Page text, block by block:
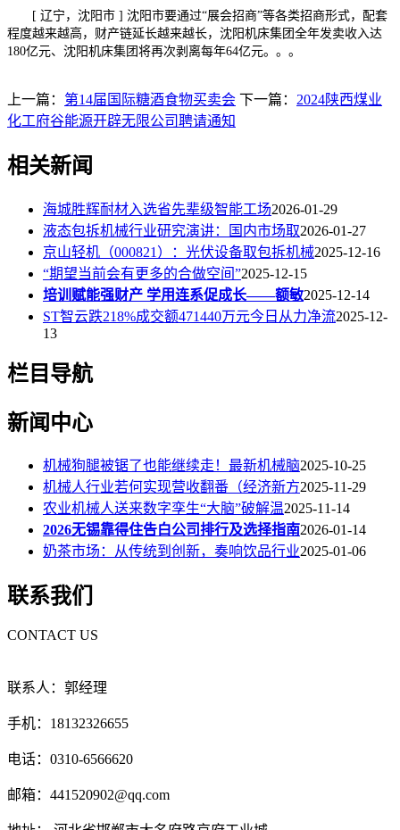
[ 辽宁，沈阳市 ] 沈阳市要通过“展会招商”等各类招商形式，配套
程度越来越高，财产链延长越来越长，沈阳机床集团全年发卖收入达
180亿元、沈阳机床集团将再次剥离每年64亿元。。。
上一篇： 第14届国际糖酒食物买卖会 下一篇： 2024陕西煤业
化工府谷能源开辟无限公司聘请通知
相关新闻
海城胜辉耐材入选省先辈级智能工场2026-01-29
液态包拆机械行业研究演讲：国内市场取2026-01-27
京山轻机（000821）：光伏设备取包拆机械2025-12-16
“期望当前会有更多的合做空间”2025-12-15
培训赋能强财产 学用连系促成长——额敏2025-12-14
ST智云跌218%成交额471440万元今日从力净流2025-12-
13
栏目导航
新闻中心
机械狗腿被锯了也能继续走！最新机械脑2025-10-25
机械人行业若何实现营收翻番（经济新方2025-11-29
农业机械人送来数字孪生“大脑”破解温2025-11-14
2026无锡靠得住告白公司排行及选择指南2026-01-14
奶茶市场：从传统到创新，奏响饮品行业2025-01-06
联系我们
CONTACT US
联系人：郭经理
手机：18132326655
电话：0310-6566620
邮箱：441520902@qq.com